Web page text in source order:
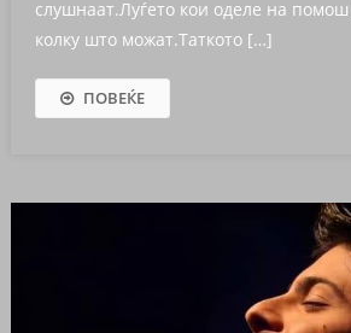
слушнаат.Луѓето кои оделе на
колку што можат.Таткото […]
ПОВЕЌЕ